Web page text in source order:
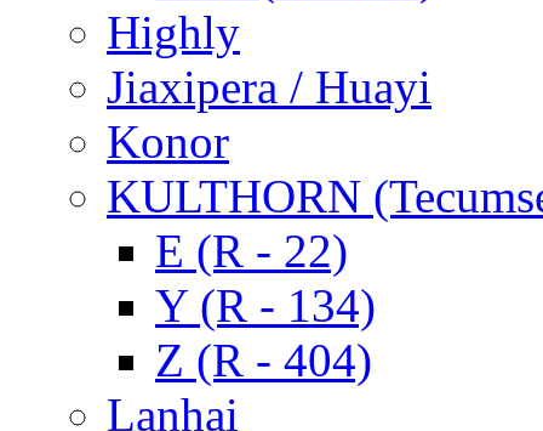
Highly
Jiaxipera / Huayi
Konor
KULTHORN
E (R - 22)
Y (R - 134)
Z (R - 404)
Lanhai